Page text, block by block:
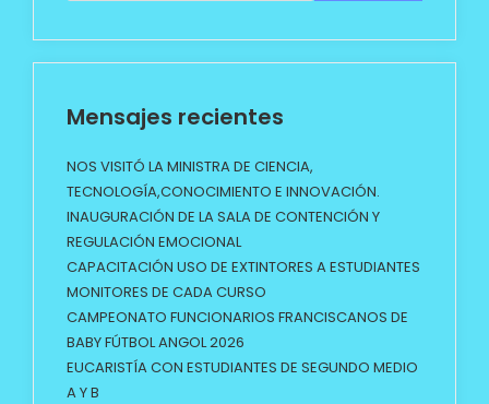
Mensajes recientes
NOS VISITÓ LA MINISTRA DE CIENCIA,
TECNOLOGÍA,CONOCIMIENTO E INNOVACIÓN.
INAUGURACIÓN DE LA SALA DE CONTENCIÓN Y
REGULACIÓN EMOCIONAL
CAPACITACIÓN USO DE EXTINTORES A ESTUDIANTES
MONITORES DE CADA CURSO
CAMPEONATO FUNCIONARIOS FRANCISCANOS DE
BABY FÚTBOL ANGOL 2026
EUCARISTÍA CON ESTUDIANTES DE SEGUNDO MEDIO
A Y B